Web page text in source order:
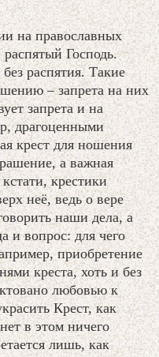
на православных
Господь.
распятия. Такие
– запрета на них
запрета и на
драгоценными
крест для ношения
а важная
крестики
неё, ведь о вере
наши дела, а
и вопрос: для чего
приобретение
креста, хоть и без
любовью к
Крест, как
в этом ничего
лишь, как